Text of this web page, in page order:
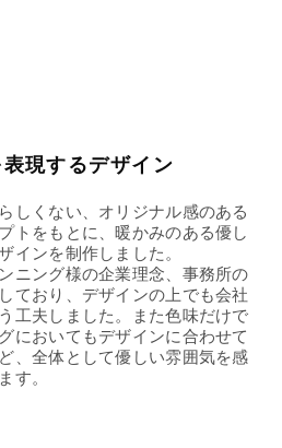
現するデザイン
しくない、オリジナル感のある
トをもとに、暖かみのある優し
インを制作しました。
ニング様の企業理念、事務所の
ており、デザインの上でも会社
工夫しました。また色味だけで
においてもデザインに合わせて
、全体として優しい雰囲気を感
す。